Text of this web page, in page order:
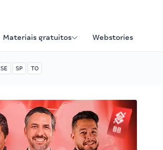
Materiais gratuitos Webstories
SE SP TO